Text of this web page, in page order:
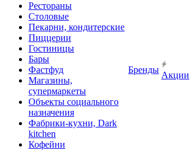
Рестораны
Столовые
Пекарни, кондитерские
Пиццерии
Гостиницы
Бары
Фастфуд
Магазины,
супермаркеты
Объекты социального
назначения
Фабрики-кухни, Dark
kitchen
Кофейни
Бренды
Акции